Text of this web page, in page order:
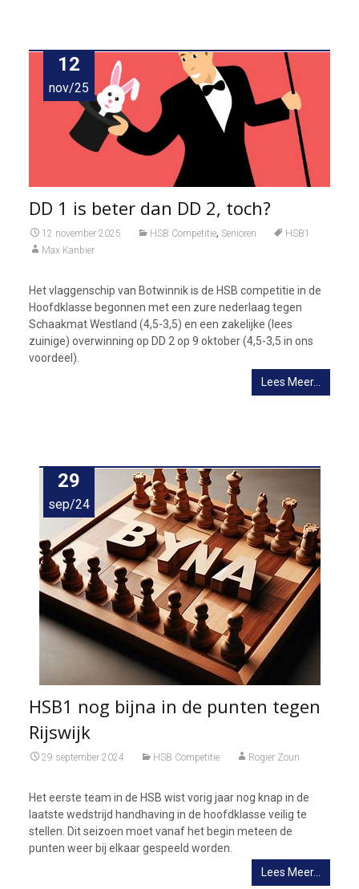
12
nov/25
DD 1 is beter dan DD 2, toch?
12 november 2025 HSB Competitie, Senioren
HSB1
Max Kanbier
Het vlaggenschip van Botwinnik is de HSB competitie in de
Hoofdklasse begonnen met een zure nederlaag tegen
Schaakmat Westland (4,5-3,5) en een zakelijke (lees
zuinige) overwinning op DD 2 op 9 oktober (4,5-3,5 in ons
voordeel).
Lees Meer…
29
sep/24
HSB1 nog bijna in de punten tegen
Rijswijk
29 september 2024 HSB Competitie Rogier Zoun
Het eerste team in de HSB wist vorig jaar nog knap in de
laatste wedstrijd handhaving in de hoofdklasse veilig te
stellen. Dit seizoen moet vanaf het begin meteen de
punten weer bij elkaar gespeeld worden.
Lees Meer…